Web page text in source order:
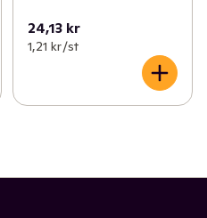
24,13 kr
1,21 kr /st